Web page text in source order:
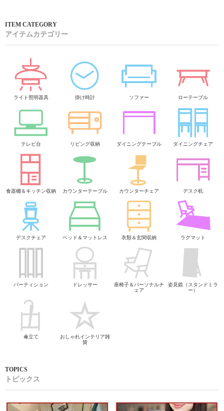
アイテムカテゴリー
ライト照明器具 掛け時計 ソファー ローテーブル
テレビ台 リビング収納 ダイニングテーブル ダイニングチェア
食器棚＆キッチン収納 カウンターテーブル カウンターチェア デスク机
デスクチェア ベッド＆マットレス 衣類＆玄関収納 ラグマット
パーティション ドレッサー
座椅子＆パーソナルチ
ェア
姿見鏡（スタンドミラ
ー）
傘立て
おしゃれインテリア雑
貨
トピックス